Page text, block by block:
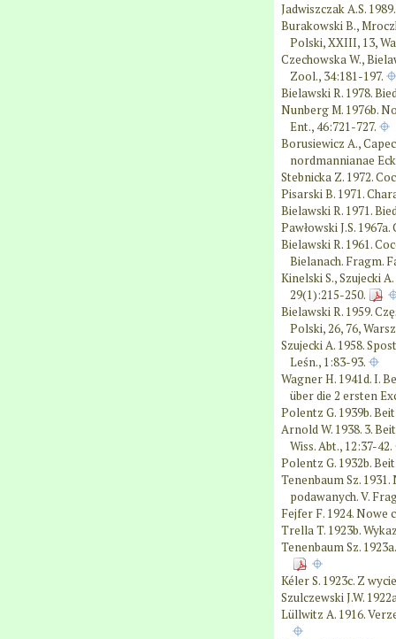
Jadwiszczak A.S.
Burakowski B.,
Polski, XXIII, 13,
Czechowska W.,
Zool., 34:181-197.
Bielawski R. 1978.
Nunberg M. 1976b.
Ent., 46:721-727.
Borusiewicz A.,
nordmannianae
Stebnicka Z. 1972.
Pisarski B. 1971.
Bielawski R. 1971.
Pawłowski J.S.
Bielawski R. 1961.
Bielanach. Fragm.
Kinelski S., Szujecki
29(1):215-250.
Bielawski R. 1959.
Polski, 26, 76,
Szujecki A. 1958.
Leśn., 1:83-93.
Wagner H. 1941d. I.
über die 2 ersten
Polentz G. 1939b.
Arnold W. 1938. 3.
Wiss. Abt., 12:37-42.
Polentz G. 1932b.
Tenenbaum Sz.
podawanych. V.
Fejfer F. 1924. Nowe
Trella T. 1923b.
Tenenbaum Sz.
Kéler S. 1923c. Z
Szulczewski J.W.
Lüllwitz A. 1916.